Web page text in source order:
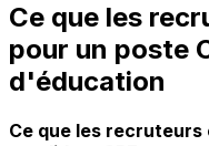
Ce que les
pour un poste
d'éducation
Ce que les